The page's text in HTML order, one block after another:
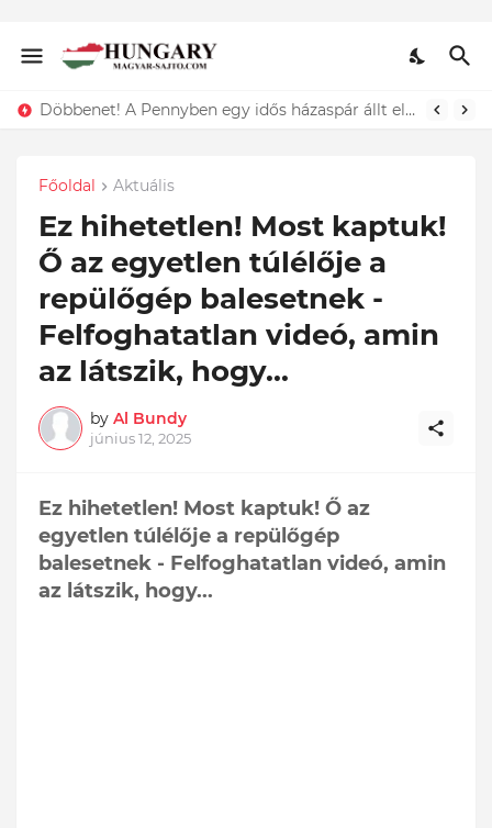
Lefotózták Oláh Ibolyát, amint épp vele csókolózik - EZT nem hiszed el, kinek a karjában kötött ki...ÍME
Főoldal Aktuális
Ez hihetetlen! Most kaptuk!
Ő az egyetlen túlélője a
repülőgép balesetnek -
Felfoghatatlan videó, amin
az látszik, hogy...
by Al Bundy
június 12, 2025
Ez hihetetlen! Most kaptuk! Ő az
egyetlen túlélője a repülőgép
balesetnek - Felfoghatatlan videó, amin
az látszik, hogy...